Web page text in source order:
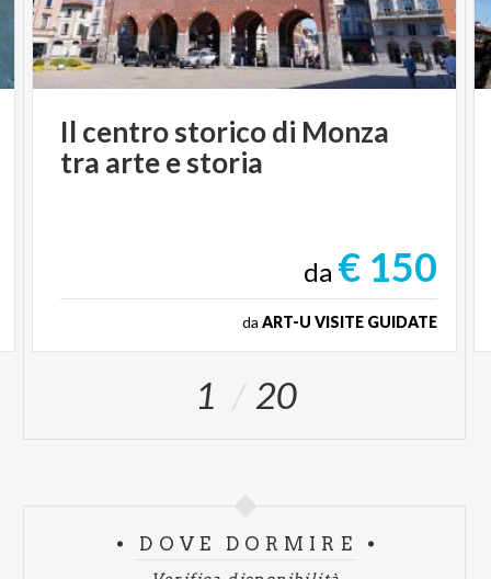
Band Rock
InEar
Ponte dei Leoni, Via Vittorio Emanuele II -
Ore 18:50 - 19:30
Band Pop Rock
Ponte dei Leoni, Via Vittorio Emanuele II -
Band Punk rock
Il centrostoricodi Monza
tra arteestoria
da € 150
da ART-U VISITE GUIDATE
1 20
DOVE DORMIRE